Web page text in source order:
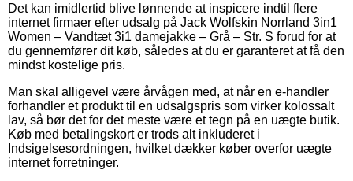
Det kan imidlertid blive lønnende at inspicere indtil flere
internet firmaer efter udsalg på Jack Wolfskin Norrland 3in1
Women – Vandtæt 3i1 damejakke – Grå – Str. S forud for at
du gennemfører dit køb, således at du er garanteret at få den
mindst kostelige pris.
Man skal alligevel være årvågen med, at når en e-handler
forhandler et produkt til en udsalgspris som virker kolossalt
lav, så bør det for det meste være et tegn på en uægte butik.
Køb med betalingskort er trods alt inkluderet i
Indsigelsesordningen, hvilket dækker køber overfor uægte
internet forretninger.